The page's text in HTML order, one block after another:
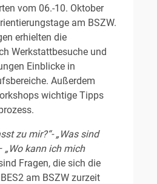
vom 06.-10. Oktober
am BSZW.
erhielten die
Werkstattbesuche und
Einblicke in
Außerdem
wichtige Tipps
zu mir?“- „Was sind
„Wo kann ich mich
Fragen, die sich die
am BSZW zurzeit